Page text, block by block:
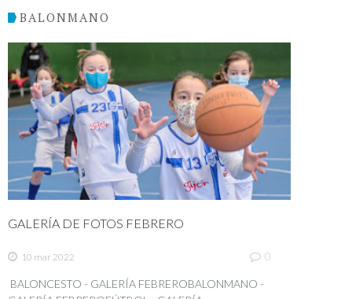
BALONMANO
GALERÍA DE FOTOS FEBRERO
10 mar 2022 0
BALONCESTO - GALERÍA FEBREROBALONMANO -